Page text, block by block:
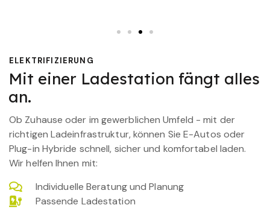
ELEKTRIFIZIERUNG
Mit einer Ladestation fängt alles
an.
Ob Zuhause oder im gewerblichen Umfeld - mit der
richtigen Ladeinfrastruktur, können Sie E-Autos oder
Plug-in Hybride schnell, sicher und komfortabel laden.
Wir helfen Ihnen mit:
Individuelle Beratung und Planung
Passende Ladestation